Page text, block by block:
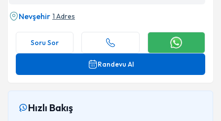
Nevşehir 1 Adres
Soru Sor
Randevu Al
Hızlı Bakış